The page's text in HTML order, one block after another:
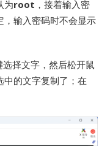
为root ，接着输入密
，输入密码时不会显示
择文字，然后松开鼠
的文字复制了；在